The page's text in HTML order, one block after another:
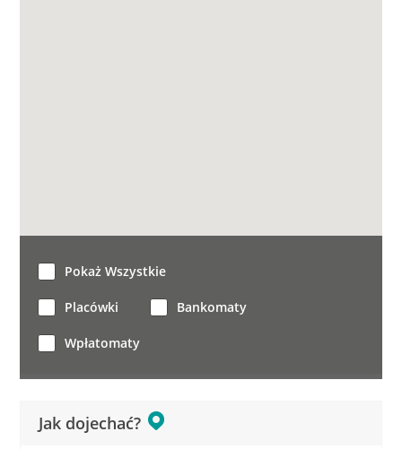
Jak dojechać?
Pokaż Wszystkie
Placówki Bankomaty
Wpłatomaty